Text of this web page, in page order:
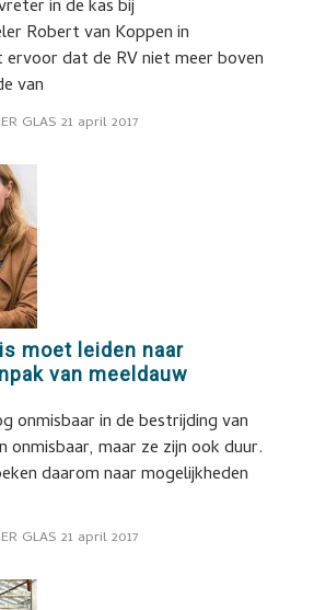
in de kas bij
Robert van Koppen in
dat de RV niet meer boven
van
GLAS 21 april 2017
moet leiden naar
van meeldauw
onmisbaar in de bestrijding van
onmisbaar, maar ze zijn ook duur.
daarom naar mogelijkheden
GLAS 21 april 2017